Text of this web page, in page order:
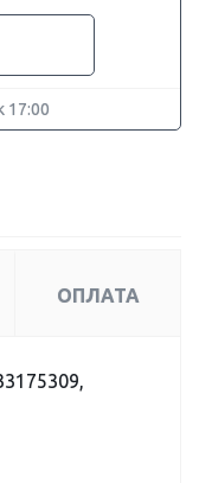
17:00
ОПЛАТА